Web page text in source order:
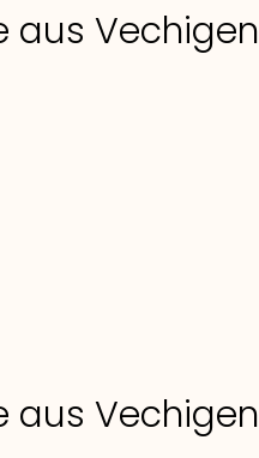
aus Vechigen
aus Vechigen